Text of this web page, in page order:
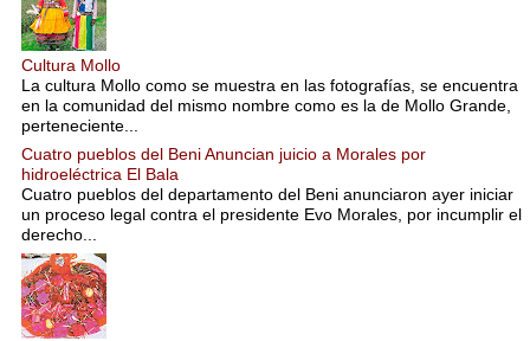
Cultura Mollo
La cultura Mollo como se muestra en las fotografías, se encuentra
en la comunidad del mismo nombre como es la de Mollo Grande,
perteneciente...
Cuatro pueblos del Beni Anuncian juicio a Morales por
hidroeléctrica El Bala
Cuatro pueblos del departamento del Beni anunciaron ayer iniciar
un proceso legal contra el presidente Evo Morales, por incumplir el
derecho...